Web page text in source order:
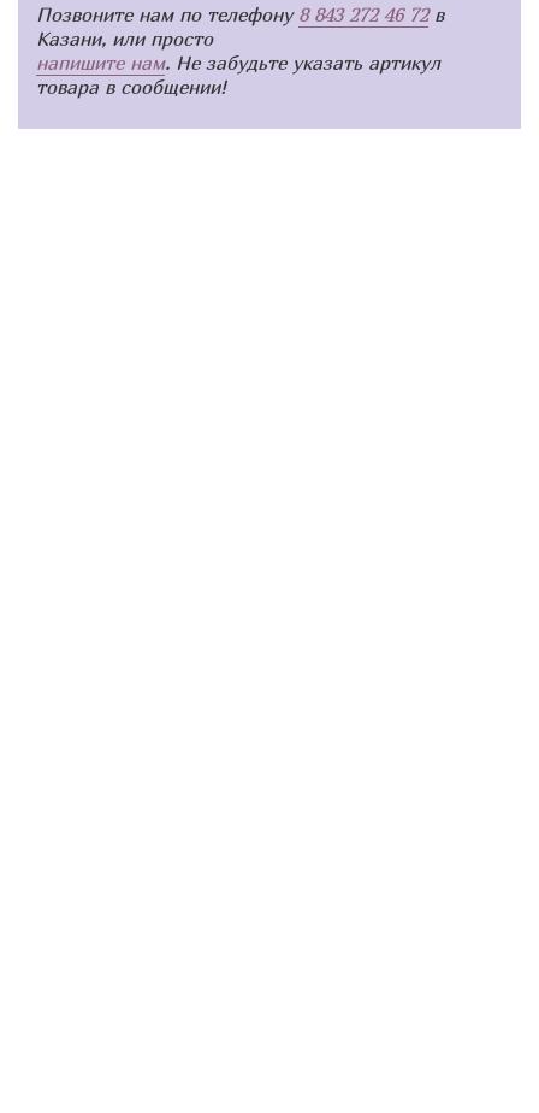
Позвоните нам по телефону 8 843 272 46 72в
Казани, или просто
напишите нам. Не забудьте указать артикул
товара в сообщении!